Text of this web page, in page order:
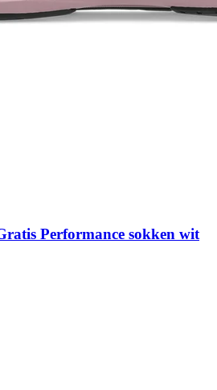
Performance sokken wit